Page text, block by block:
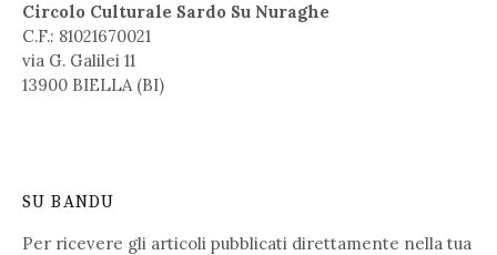
Circolo Culturale Sardo Su Nuraghe
C.F.: 81021670021
via G. Galilei 11
13900 BIELLA (BI)
SU BANDU
Per ricevere gli articoli pubblicati direttamente nella tua